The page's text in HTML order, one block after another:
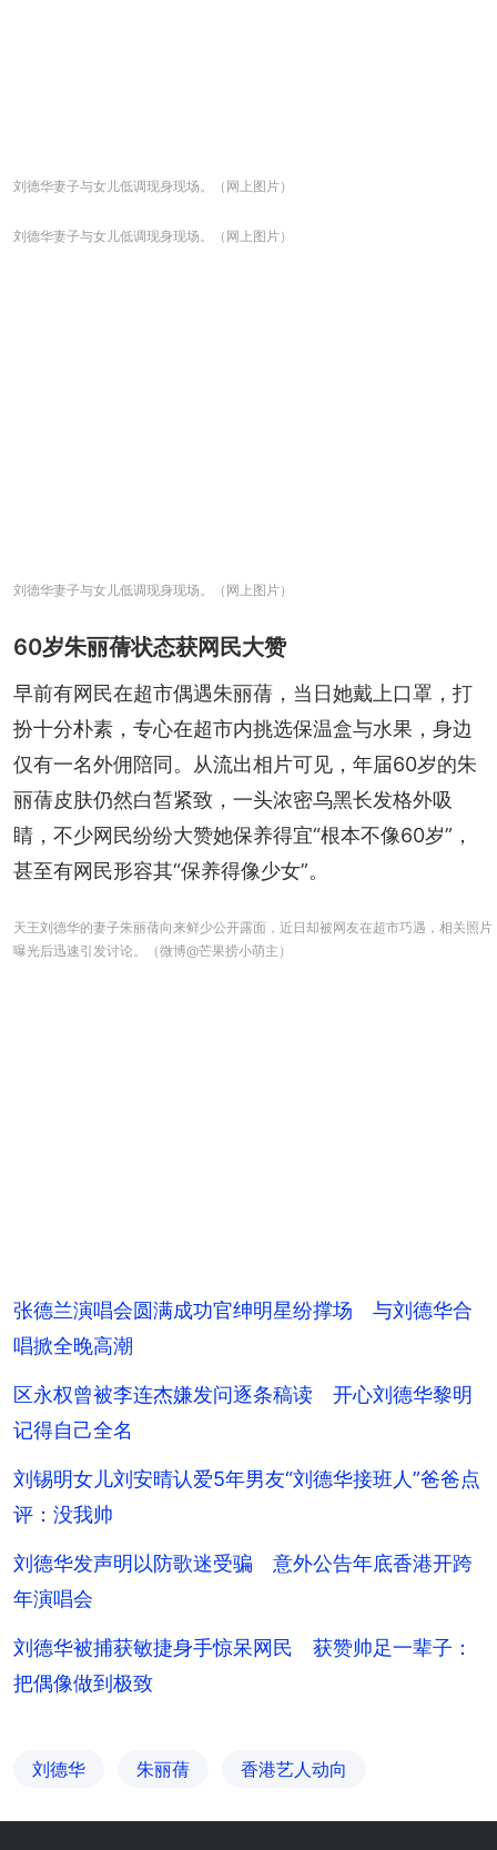
刘德华妻子与女儿低调现身现场。（网上图片）
刘德华妻子与女儿低调现身现场。（网上图片）
刘德华妻子与女儿低调现身现场。（网上图片）
60岁朱丽蒨状态获网民大赞
早前有网民在超市偶遇朱丽蒨，当日她戴上口罩，打
扮十分朴素，专心在超市内挑选保温盒与水果，身边
仅有一名外佣陪同。从流出相片可见，年届60岁的朱
丽蒨皮肤仍然白皙紧致，一头浓密乌黑长发格外吸
睛，不少网民纷纷大赞她保养得宜“根本不像60岁”，
甚至有网民形容其“保养得像少女”。
天王刘德华的妻子朱丽蒨向来鲜少公开露面，近日却被网友在超市巧遇，相关照片
曝光后迅速引发讨论。（微博@芒果捞小萌主）
张德兰演唱会圆满成功官绅明星纷撑场 与刘德华合
唱掀全晚高潮
区永权曾被李连杰嫌发问逐条稿读 开心刘德华黎明
记得自己全名
刘锡明女儿刘安晴认爱5年男友“刘德华接班人”爸爸点
评：没我帅
刘德华发声明以防歌迷受骗 意外公告年底香港开跨
年演唱会
刘德华被捕获敏捷身手惊呆网民 获赞帅足一辈子：
把偶像做到极致
刘德华 朱丽蒨 香港艺人动向